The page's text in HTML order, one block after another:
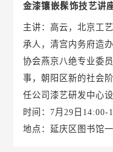
金漆镶嵌髹饰技艺讲
主讲：高云，北京工
承人，清宫内务府造
协会燕京八绝专业委
事，朝阳区新的社会
任公司漆艺研发中心设
时间：7月29日14:00-
地点：延庆区图书馆